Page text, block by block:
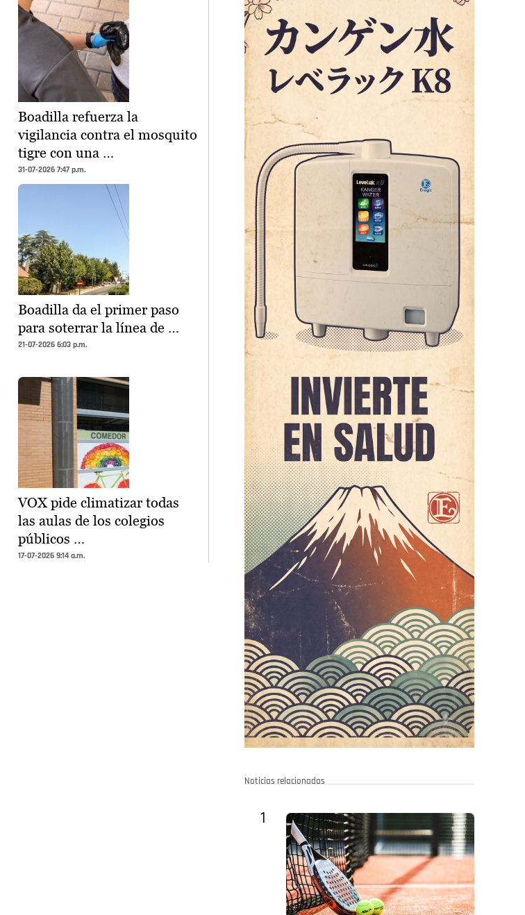
Boadilla refuerza la
vigilancia contra el mosquito
tigre con una …
31-07-2026 7:47 p.m.
Boadilla da el primer paso
para soterrar la línea de …
21-07-2026 6:03 p.m.
VOX pide climatizar todas
las aulas de los colegios
públicos …
17-07-2026 9:14 a.m.
Noticias relacionadas
1